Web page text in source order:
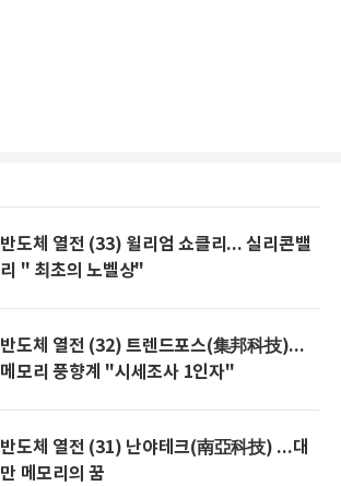
반도체 열전 (33) 윌리엄 쇼클리... 실리콘밸
리 " 최초의 노벨상"
반도체 열전 (32) 트렌드포스(集邦科技)...
메모리 풍향계 "시세조사 1인자"
반도체 열전 (31) 난야테크(南亞科技) ...대
만 메모리의 꿈